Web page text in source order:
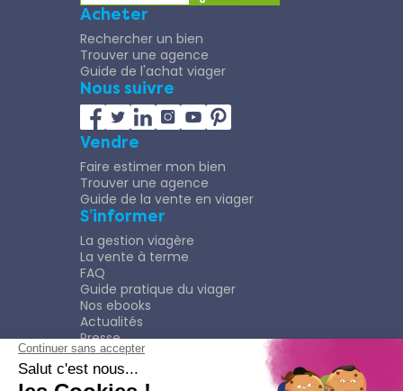
Acheter
Rechercher un bien
Trouver une agence
Guide de l'achat viager
Nous suivre
Vendre
Faire estimer mon bien
Trouver une agence
Guide de la vente en viager
S’informer
La gestion viagère
La vente à terme
FAQ
Guide pratique du viager
Nos ebooks
Actualités
Presse
Rejoindre le Réseau
Nous rejoindre